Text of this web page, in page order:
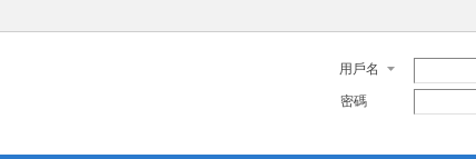
用戶名
密碼